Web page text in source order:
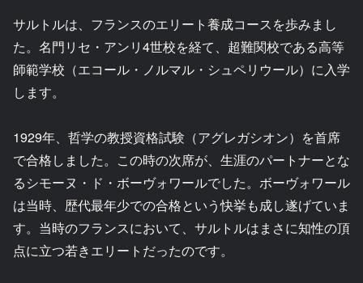
サルトルは、フランスのエリート養成コースを歩みまし
た。名門リセ・アンリ4世校を経て、超難関校である高等
師範学校（エコール・ノルマル・シュペリウール）に入学
します。
1929年、哲学の教授資格試験（アグレガシオン）を首席
で合格しました。この時の次席が、生涯のパートナーとな
るシモーヌ・ド・ボーヴォワールでした。ボーヴォワール
は当時、歴代最年少での合格という快挙も成し遂げていま
す。当時のフランスにおいて、サルトルはまさに知性の頂
点に立つ若きエリートだったのです。